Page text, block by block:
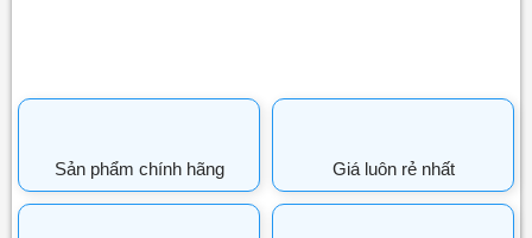
Sản phẩm chính hãng Giá luôn rẻ nhất